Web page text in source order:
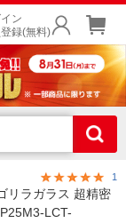
ン
録(無料)
1
リラガラス 超精密
LCT-